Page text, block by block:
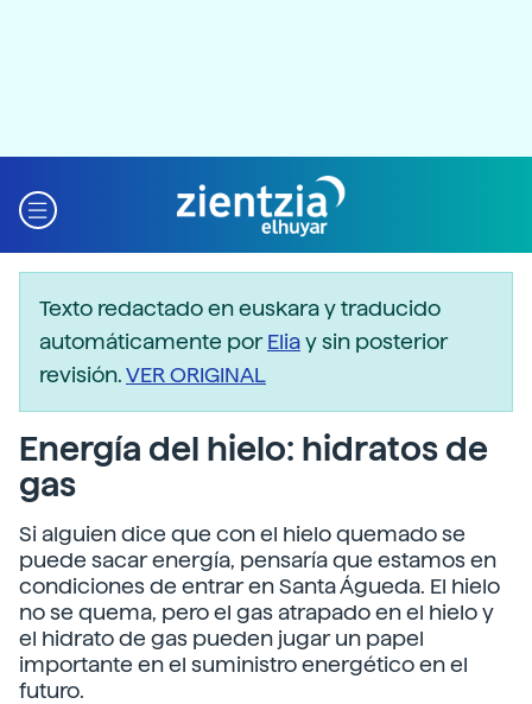
Texto redactado en euskara y traducido
automáticamente porEliay sin posterior
revisión.VER ORIGINAL
Energía del hielo: hidratos de
gas
Si alguien dice que con el hielo quemado se
puede sacar energía, pensaría que estamos en
condiciones de entrar en Santa Águeda. El hielo
no se quema, pero el gas atrapado en el hielo y
el hidrato de gas pueden jugar un papel
importante en el suministro energético en el
futuro.